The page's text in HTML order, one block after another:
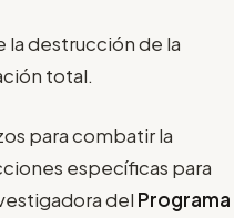
la destrucción de la
total.
para combatir la
específicas para
del Programa